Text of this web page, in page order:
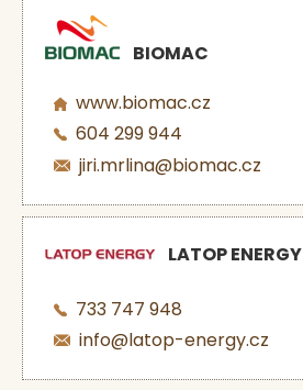
BIOMAC
www.biomac.cz
604 299 944
jiri.mrlina@biomac.cz
LATOP ENERGY
733 747 948
info@latop-energy.cz